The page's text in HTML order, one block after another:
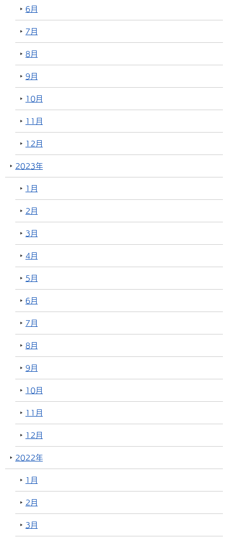
6月
7月
8月
9月
10月
11月
12月
2023年
1月
2月
3月
4月
5月
6月
7月
8月
9月
10月
11月
12月
2022年
1月
2月
3月